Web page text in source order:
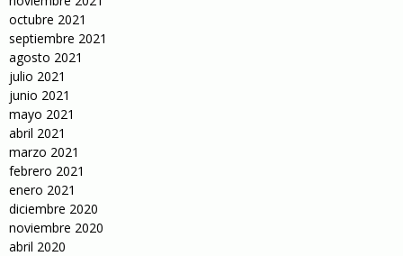
octubre 2021
septiembre 2021
agosto 2021
julio 2021
junio 2021
mayo 2021
abril 2021
marzo 2021
febrero 2021
enero 2021
diciembre 2020
noviembre 2020
abril 2020